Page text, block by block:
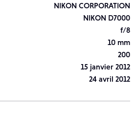
NIKON CORPORATION
NIKON D7000
f/8
10 mm
200
15 janvier 2012
24 avril 2012